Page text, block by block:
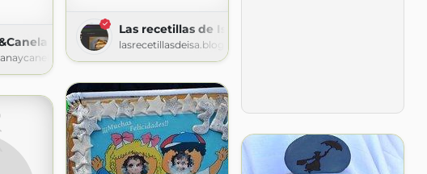
Las recetillas de Isa
lasrecetillasdeisa.blogspot.com